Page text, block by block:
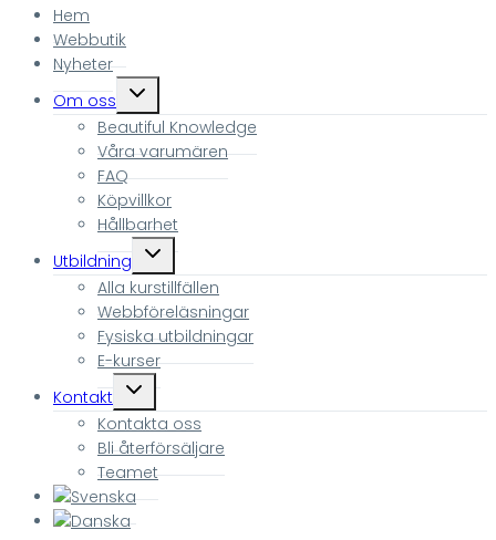
Hem
Webbutik
Nyheter
Om oss
Toggle
child
menu
Beautiful Knowledge
Våra varumären
FAQ
Köpvillkor
Hållbarhet
Utbildning
Toggle
child
menu
Alla kurstillfällen
Webbföreläsningar
Fysiska utbildningar
E-kurser
Kontakt
Toggle
child
menu
Kontakta oss
Bli återförsäljare
Teamet